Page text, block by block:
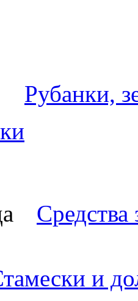
Рубанки,
и